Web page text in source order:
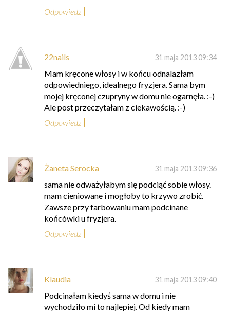
Odpowiedz
22nails 31 maja 2013 09:34
Mam kręcone włosy i w końcu odnalazłam
odpowiedniego, idealnego fryzjera. Sama bym
mojej kręconej czupryny w domu nie ogarnęła. :-)
Ale post przeczytałam z ciekawością. :-)
Odpowiedz
Żaneta Serocka 31 maja 2013 09:36
sama nie odważyłabym się podciąć sobie włosy.
mam cieniowane i mogłoby to krzywo zrobić.
Zawsze przy farbowaniu mam podcinane
końcówki u fryzjera.
Odpowiedz
Klaudia 31 maja 2013 09:40
Podcinałam kiedyś sama w domu i nie
wychodziło mi to najlepiej. Od kiedy mam